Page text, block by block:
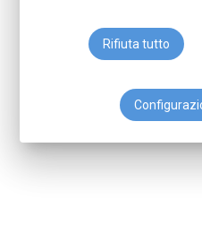
Rifiuta tutto